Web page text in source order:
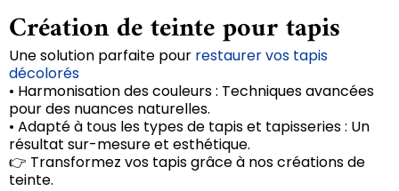
Création de teinte pour tapis
Une solution parfaite pour restaurer vos tapis
décolorés
• Harmonisation des couleurs : Techniques avancées
pour des nuances naturelles.
• Adapté à tous les types de tapis et tapisseries : Un
résultat sur-mesure et esthétique.
👉 Transformez vos tapis grâce à nos créations de
teinte.